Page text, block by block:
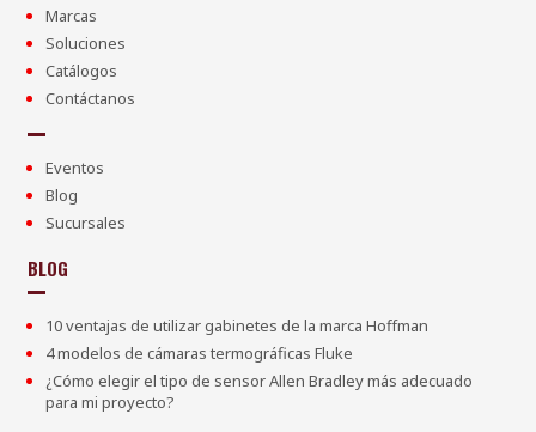
Marcas
Soluciones
Catálogos
Contáctanos
Eventos
Blog
Sucursales
BLOG
10 ventajas de utilizar gabinetes de la marca Hoffman
4 modelos de cámaras termográficas Fluke
¿Cómo elegir el tipo de sensor Allen Bradley más adecuado
para mi proyecto?